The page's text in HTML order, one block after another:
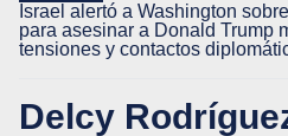
Israel alertó a Washington
para asesinar a Donald Trump
tensiones y contactos
Delcy